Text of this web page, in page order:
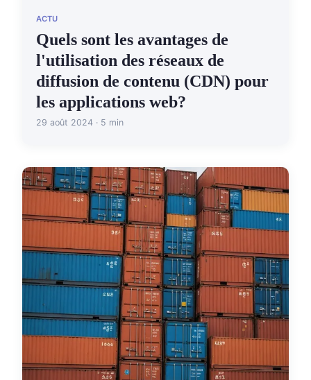
ACTU
Quels sont les avantages de
l'utilisation des réseaux de
diffusion de contenu (CDN) pour
les applications web?
29 août 2024 · 5 min